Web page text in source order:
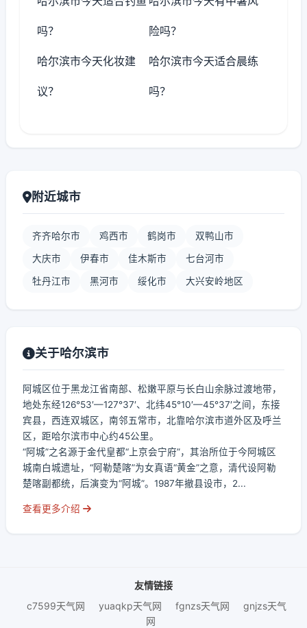
吗？ 险吗？
哈尔滨市今天化妆建
议？
哈尔滨市今天适合晨练
吗？
附近城市
齐齐哈尔市 鸡西市 鹤岗市 双鸭山市
大庆市 伊春市 佳木斯市 七台河市
牡丹江市 黑河市 绥化市 大兴安岭地区
关于哈尔滨市
阿城区位于黑龙江省南部、松嫩平原与长白山余脉过渡地带，
地处东经126°53′—127°37′、北纬45°10′—45°37′之间，东接
宾县，西连双城区，南邻五常市，北靠哈尔滨市道外区及呼兰
区，距哈尔滨市中心约45公里。
“阿城”之名源于金代皇都“上京会宁府”，其治所位于今阿城区
城南白城遗址，“阿勒楚喀”为女真语“黄金”之意，清代设阿勒
楚喀副都统，后演变为“阿城”。1987年撤县设市，2...
查看更多介绍
友情链接
c7599天气网
yuaqkp天气网 fgnzs天气网
gnjzs天气
网